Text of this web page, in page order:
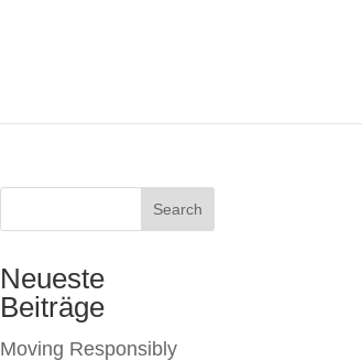
Search
Neueste
Beiträge
Moving Responsibly